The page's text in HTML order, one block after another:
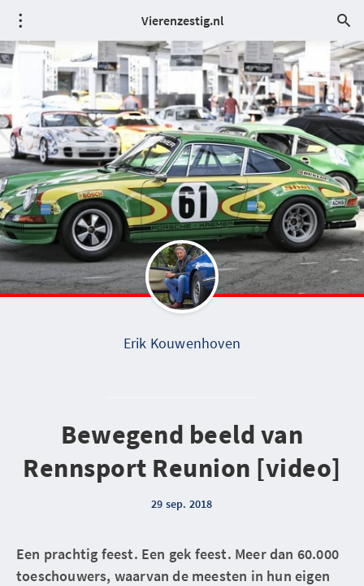
Vierenzestig.nl
Erik Kouwenhoven
Bewegend beeld van
Rennsport Reunion [video]
29 sep. 2018
Een prachtig feest. Een gek feest. Meer dan 60.000
toeschouwers, waarvan de meesten in hun eigen